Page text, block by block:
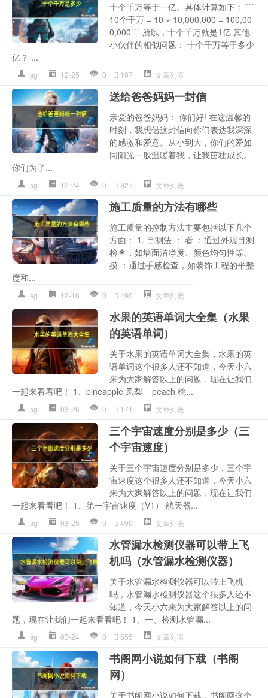
十个千万等于一亿。具体计算如下： ```
10个千万 = 10 × 10,000,000 = 100,00
0,000``` 所以，十个千万就是1亿 其他
小伙伴的相似问题： 十个千万等于多少
亿？ ...
sg 12-25 0 107 文章列表
送给爸爸妈妈一封信
亲爱的爸爸妈妈： 你们好! 在这温馨的
时刻，我想借这封信向你们表达我深深
的感激和爱意。从小到大，你们的爱如
同阳光一般温暖着我，让我茁壮成长。
你们为了...
sg 12-24 0 827 文章列表
施工质量的方法有哪些
施工质量的控制方法主要包括以下几个
方面： 1. 目测法 ： 看 ：通过外观目测
检查，如墙面洁净度、颜色均匀性等。
摸 ：通过手感检查，如装饰工程的平整
度和...
sg 12-16 0 496 文章列表
水果的英语单词大全集（水果
的英语单词）
关于水果的英语单词大全集，水果的英
语单词这个很多人还不知道，今天小六
来为大家解答以上的问题，现在让我们
一起来看看吧！ 1、pineapple 凤梨 peach 桃...
sg 03-26 0 171 文章列表
三个宇宙速度分别是多少（三
个宇宙速度）
关于三个宇宙速度分别是多少，三个宇
宙速度这个很多人还不知道，今天小六
来为大家解答以上的问题，现在让我们
一起来看看吧！ 1、第一宇宙速度（V1） 航天器...
sg 03-25 0 490 文章列表
水管漏水检测仪器可以带上飞
机吗（水管漏水检测仪器）
关于水管漏水检测仪器可以带上飞机
吗，水管漏水检测仪器这个很多人还不
知道，今天小六来为大家解答以上的问
题，现在让我们一起来看看吧！ 1、一、检测水管漏...
sg 03-24 0 655 文章列表
书阁网小说如何下载（书阁
网）
关于书阁网小说如何下载，书阁网这个